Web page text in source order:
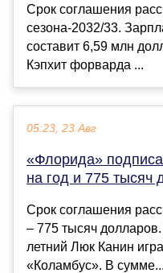
Срок соглашения
сезона-2032/33.
составит 6,59 млн
Кэпхит форварда ...
05:23, 23 Авг
«Флорида»
на год и 775 тысяч
Срок соглашения
– 775 тысяч
летний Люк Канин
«Коламбус». В сумме...